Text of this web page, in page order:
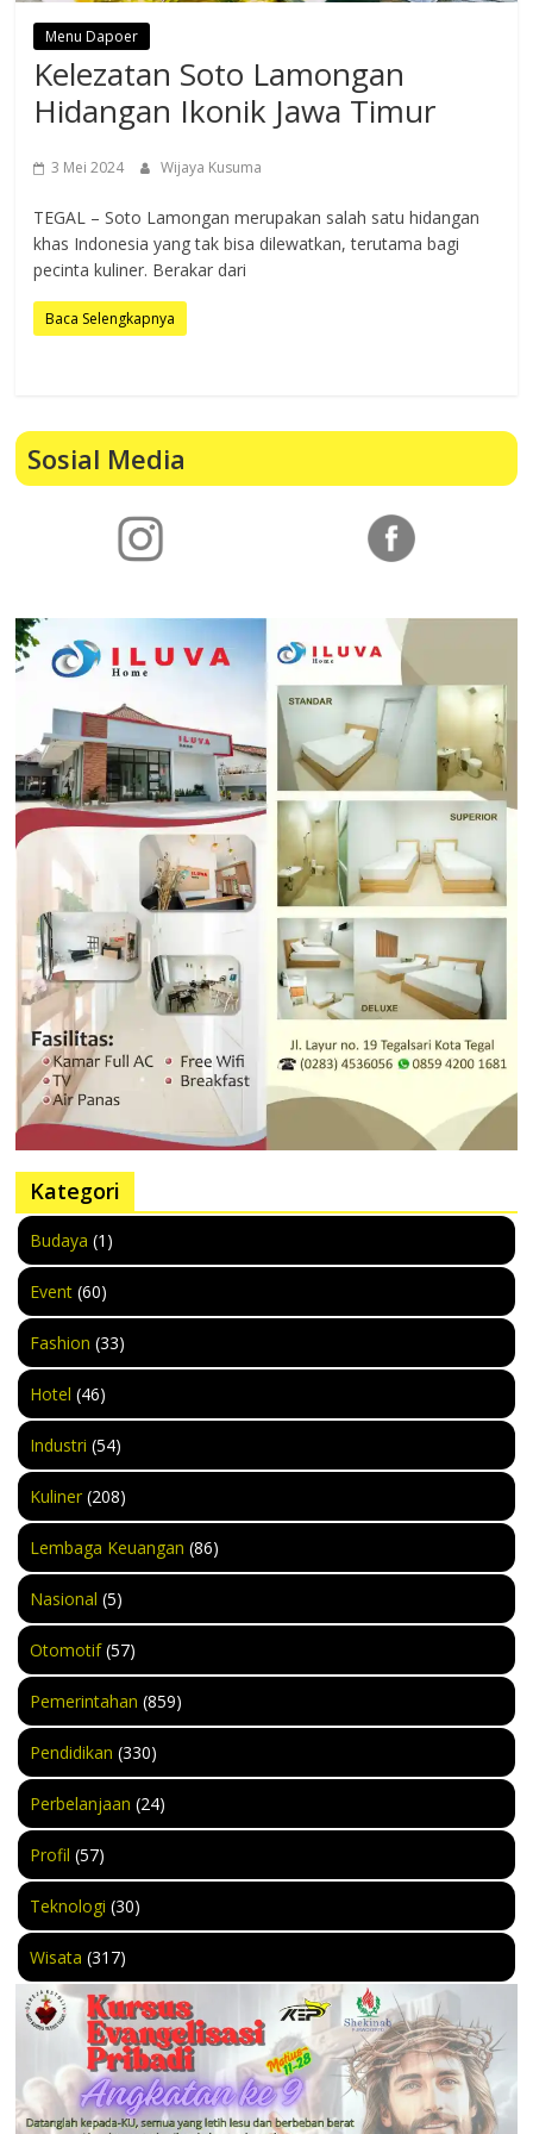
Menu Dapoer
Kelezatan Soto Lamongan
Hidangan Ikonik Jawa Timur
3 Mei 2024 Wijaya Kusuma
TEGAL – Soto Lamongan merupakan salah satu hidangan
khas Indonesia yang tak bisa dilewatkan, terutama bagi
pecinta kuliner. Berakar dari
Baca Selengkapnya
Sosial Media
Kategori
Budaya (1)
Event (60)
Fashion (33)
Hotel (46)
Industri (54)
Kuliner (208)
Lembaga Keuangan (86)
Nasional (5)
Otomotif(57)
Pemerintahan (859)
Pendidikan (330)
Perbelanjaan (24)
Profil (57)
Teknologi (30)
Wisata (317)